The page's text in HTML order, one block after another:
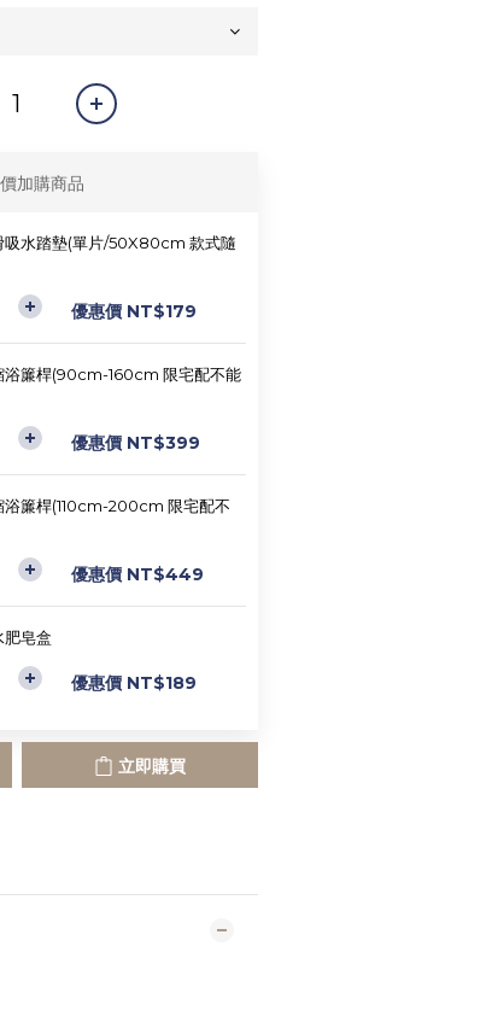
加購商品
吸水踏墊(單片/50X80cm 款式隨
優惠價 NT$179
浴簾桿(90cm-160cm 限宅配不能
優惠價 NT$399
浴簾桿(110cm-200cm 限宅配不
優惠價 NT$449
肥皂盒
優惠價 NT$189
立即購買